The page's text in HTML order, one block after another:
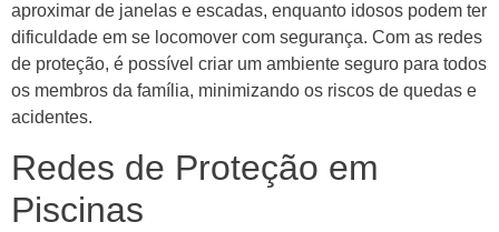
aproximar de janelas e escadas, enquanto idosos podem ter
dificuldade em se locomover com segurança. Com as redes
de proteção, é possível criar um ambiente seguro para todos
os membros da família, minimizando os riscos de quedas e
acidentes.
Redes de Proteção em
Piscinas